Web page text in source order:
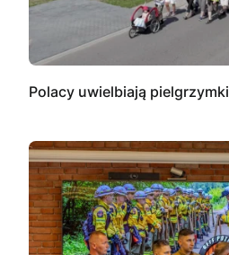
Polacy uwielbiają pielgrzymki